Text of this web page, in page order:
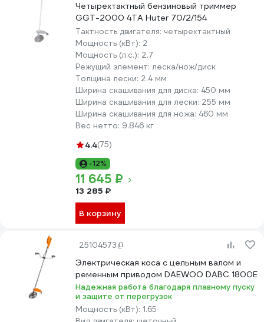
Четырехтактный бензиновый триммер
GGT-2000 4ТА Huter 70/2/154
Тактность двигателя: четырехтактный
Мощность (кВт): 2
Мощность (л.с.): 2.7
Режущий элемент: леска/нож/диск
Толщина лески: 2.4 мм
Ширина скашивания для диска: 450 мм
Ширина скашивания для лески: 255 мм
Ширина скашивания для ножа: 460 мм
Вес нетто: 9.846 кг
4.4(75)
-12%
11 645 ₽
13 285 ₽
В корзину
25104573
Электрическая коса с цельным валом и
ременным приводом DAEWOO DABC 1800E
Надежная работа благодаря плавному пуску
и защите от перегрузок
Мощность (кВт): 1.65